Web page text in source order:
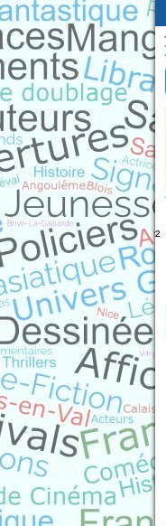
²